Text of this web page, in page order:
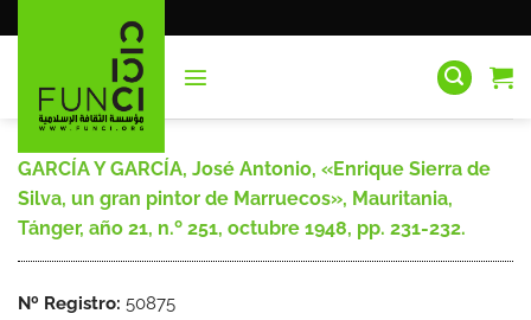
al
GARCÍA Y GARCÍA, José Antonio, «Enrique Sierra de
Silva, un gran pintor de Marruecos», Mauritania,
Tánger, año 21, n.º 251, octubre 1948, pp. 231-232.
Nº Registro: 50875